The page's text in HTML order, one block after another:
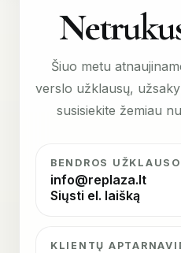
Šiuo metu
verslo užklausų,
susisiekite žemiau
BENDROS
info@replaza.lt
Siųsti el. laišką
KLIENTŲ